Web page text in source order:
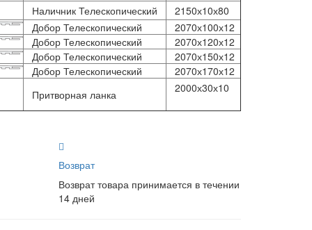
Наличник Телескопический
2150х10х80
Добор Телескопический
2070х100х12
Добор Телескопический
2070х120х12
Добор Телескопический
2070х150х12
Добор Телескопический
2070х170х12
Притворная ланка
2000х30х10
Возврат
Возврат товара принимается в течении
14 дней